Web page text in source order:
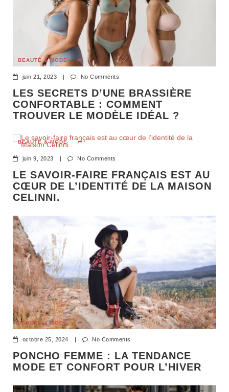
BEAUTÉ & MODE
juin 21, 2023 No Comments
LES SECRETS D’UNE BRASSIÈRE
CONFORTABLE : COMMENT
TROUVER LE MODÈLE IDÉAL ?
BEAUTÉ & MODE
juin 9, 2023 No Comments
LE SAVOIR-FAIRE FRANÇAIS EST AU
CŒUR DE L’IDENTITÉ DE LA MAISON
CELINNI.
BEAUTÉ & MODE
octobre 25, 2024 | No Comments
PONCHO FEMME : LA TENDANCE
MODE ET CONFORT POUR L’HIVER